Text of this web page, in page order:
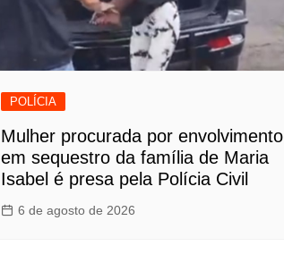
POLÍCIA
Mulher procurada por envolvimento
em sequestro da família de Maria
Isabel é presa pela Polícia Civil
6 de agosto de 2026